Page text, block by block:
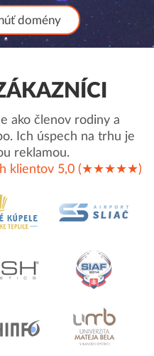
domény
ako členov rodiny a
Ich úspech na trhu je
reklamou.
klientov 5,0 (★★★★★)